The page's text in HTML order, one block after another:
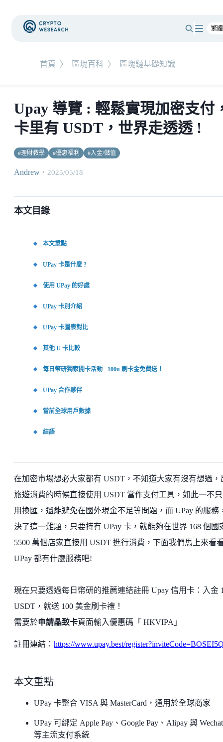
首頁 〉 區塊百科 〉 區塊鏈基礎知識
Upay 導覽 : 輕鬆實現加密支付
卡里有 USDT，世界走透透 !
#理財教學 #優惠福利 #入金/儲值
Andrew ・ 2025/05/18
本文目錄
本文重點
UPay 卡是什麼 ?
使用 UPay 的好處
UPay 卡別介紹
UPay 卡圖表對比
其他 U 卡比較
每日幣研獨家開卡活動 - 100u 刷卡金免費送！
UPay 合作夥伴
當前全球用戶數據
結語
在加密市場想必大家都有 USDT，不知道大家有沒有想過，
旅遊消費的時候直接使用 USDT 當作支付工具，如此一不
用換匯，還能避免在國外現金不足等問題，而 UPay 的服務
決了這一難題，只要持有 UPay 卡，就能夠在世界 168 個國
5500 萬個店家直接用 USDT 進行消費，下面我們馬上來看
UPay 都有什麼服務吧!
現在只要透過每日幣研的推薦連結註冊 Upay 信用卡：入金
USDT，就送 100 美金刷卡禮！
需要於申請晶致卡頁面輸入優惠碼「 HKVIPA」
註冊連結： https://www.upay.best/
本文重點
UPay 卡整合 VISA 與 MasterCard，通用於全球商家
UPay 可綁定 Apple Pay、Google Pay、Alipay 與
等主流支付系統